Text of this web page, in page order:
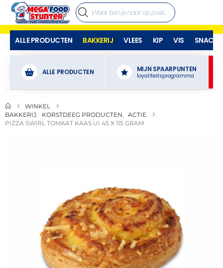
ALLE PRODUCTEN BAKKERIJ VLEES KIP VIS SNACKS
ALLE PRODUCTEN MIJN SPAARPUNTEN
loyaliteitsprogramma
WINKEL
BAKKERIJ
KORSTDEEG PRODUCTEN
ACTIE
PIZZA SWIRL TOMAAT KAAS UI 45 X 115 GRAM